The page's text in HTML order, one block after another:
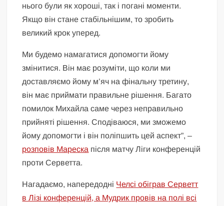
нього були як хороші, так і погані моменти.
Якщо він стане стабільнішим, то зробить
великий крок уперед.
Ми будемо намагатися допомогти йому
змінитися. Він має розуміти, що коли ми
доставляємо йому м’яч на фінальну третину,
він має приймати правильне рішення. Багато
помилок Михайла саме через неправильно
прийняті рішення. Сподіваюся, ми зможемо
йому допомогти і він поліпшить цей аспект”, –
розповів Мареска після матчу Ліги конференцій
проти Серветта.
Нагадаємо, напередодні Челсі обіграв Серветт
в Лізі конференцій, а Мудрик провів на полі всі